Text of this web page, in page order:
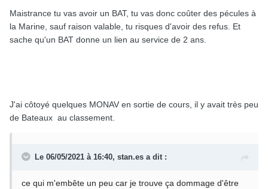
Maistrance tu vas avoir un BAT, tu vas donc coûter des pécules à
la Marine, sauf raison valable, tu risques d'avoir des refus. Et
sache qu'un BAT donne un lien au service de 2 ans.
J'ai côtoyé quelques MONAV en sortie de cours, il y avait très peu
de Bateaux au classement.
Le 06/05/2021 à 16:40, stan.es a dit :
ce qui m'embête un peu car je trouve ça dommage d'être